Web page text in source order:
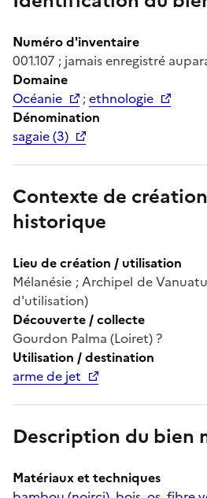
Numéro d'inventaire
001.107 ; jamais enregistré
Domaine
Océanie
;ethnologie
Dénomination
sagaie (3)
Contexte de
historique
Lieu de création / utilisation
Mélanésie ; Archipel de
d'utilisation)
Découverte / collecte
Gourdon Palma (Loiret) ?
Utilisation / destination
arme de jet
Description du bien
Matériaux et techniques